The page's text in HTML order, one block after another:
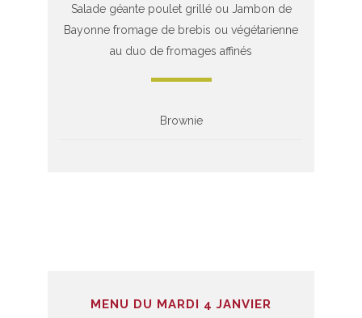
Salade géante poulet grillé ou Jambon de
Bayonne fromage de brebis ou végétarienne
au duo de fromages affinés
Brownie
MENU DU MARDI 4 JANVIER